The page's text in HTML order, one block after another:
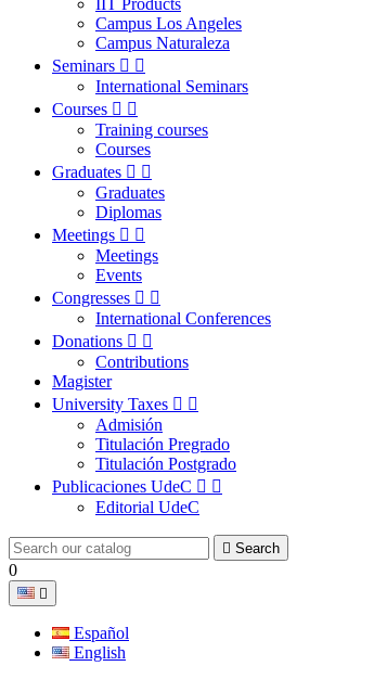
IIT Products
Campus Los Angeles
Campus Naturaleza
Seminars  
International Seminars
Courses  
Training courses
Courses
Graduates  
Graduates
Diplomas
Meetings  
Meetings
Events
Congresses  
International Conferences
Donations  
Contributions
Magister
University Taxes  
Admisión
Titulación Pregrado
Titulación Postgrado
Publicaciones UdeC  
Editorial UdeC
 Search
0

Español
English